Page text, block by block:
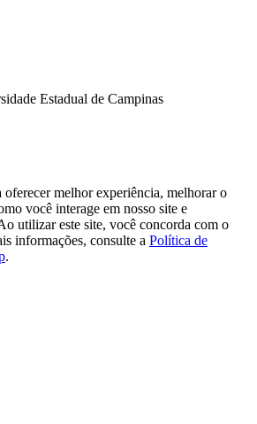
Estadual de Campinas
melhor experiência, melhorar o
você interage em nosso site e
utilizar este site, você concorda com o
informações, consulte a Política de
.